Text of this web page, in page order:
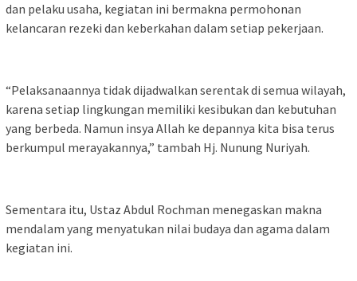
dan pelaku usaha, kegiatan ini bermakna permohonan
kelancaran rezeki dan keberkahan dalam setiap pekerjaan.
‎“Pelaksanaannya tidak dijadwalkan serentak di semua wilayah,
karena setiap lingkungan memiliki kesibukan dan kebutuhan
yang berbeda. Namun insya Allah ke depannya kita bisa terus
berkumpul merayakannya,” tambah Hj. Nunung Nuriyah.
‎Sementara itu, Ustaz Abdul Rochman menegaskan makna
mendalam yang menyatukan nilai budaya dan agama dalam
kegiatan ini.